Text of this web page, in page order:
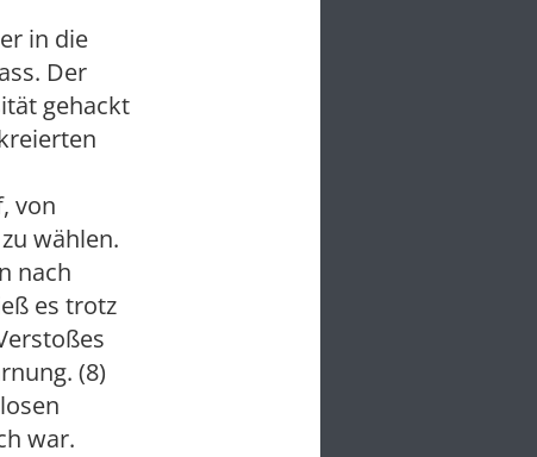
in die
Der
gehackt
von
wählen.
nach
es trotz
(8)
war.